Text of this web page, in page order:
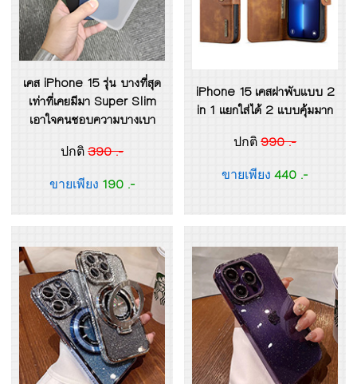
เคส iPhone 15 รุ่น บางที่สุด
เท่าที่เคยมีมา Super Slim
เอาใจคนชอบความบางเบา
ปกติ 390 .-
ขายเพียง 190 .-
iPhone 15 เคสฝาพับแบบ 2
in 1 แยกใส่ได้ 2 แบบคุ้มมาก
ปกติ 990 .-
ขายเพียง 440 .-